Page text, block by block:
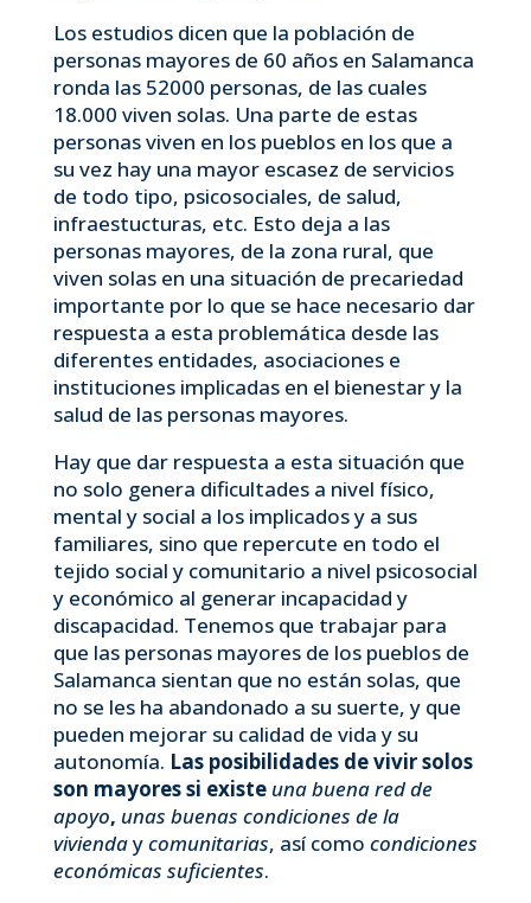
Los estudios dicen que la población de
personas mayores de 60 años en Salamanca
ronda las 52000 personas, de las cuales
18.000 viven solas. Una parte de estas
personas viven en los pueblos en los que a
su vez hay una mayor escasez de servicios
de todo tipo, psicosociales, de salud,
infraestucturas, etc. Esto deja a las
personas mayores, de la zona rural, que
viven solas en una situación de precariedad
importante por lo que se hace necesario dar
respuesta a esta problemática desde las
diferentes entidades, asociaciones e
instituciones implicadas en el bienestar y la
salud de las personas mayores.
Hay que dar respuesta a esta situación que
no solo genera dificultades a nivel físico,
mental y social a los implicados y a sus
familiares, sino que repercute en todo el
tejido social y comunitario a nivel psicosocial
y económico al generar incapacidad y
discapacidad. Tenemos que trabajar para
que las personas mayores de los pueblos de
Salamanca sientan que no están solas, que
no se les ha abandonado a su suerte, y que
pueden mejorar su calidad de vida y su
autonomía. Las posibilidades de vivir solos
son mayoressi existe una buena red de
apoyo, unas buenas condiciones de la
viviendaycomunitarias, así como condiciones
econó­micas suficientes.